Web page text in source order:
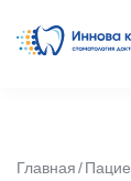
Главная